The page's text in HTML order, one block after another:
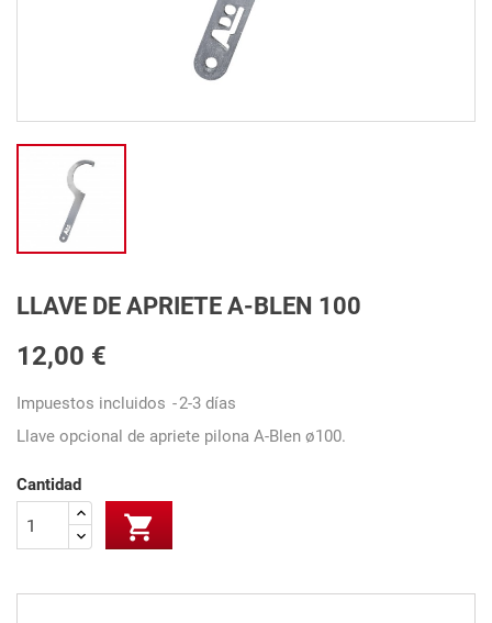
LLAVE DE APRIETE A-BLEN 100
12,00 €
Impuestos incluidos
2-3 días
Llave opcional de apriete pilona A-Blen ø100.
Cantidad
